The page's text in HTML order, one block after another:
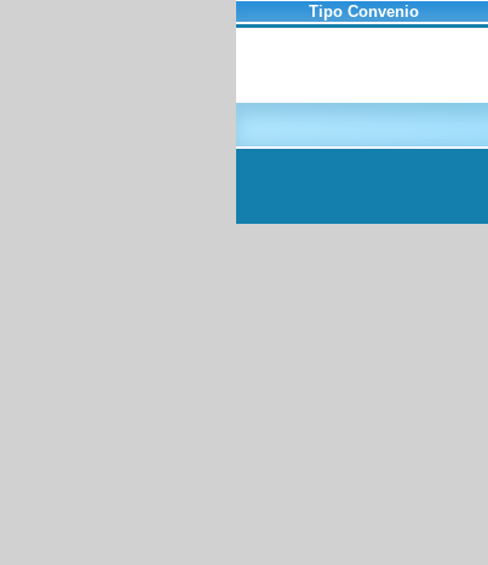
Tipo Convenio